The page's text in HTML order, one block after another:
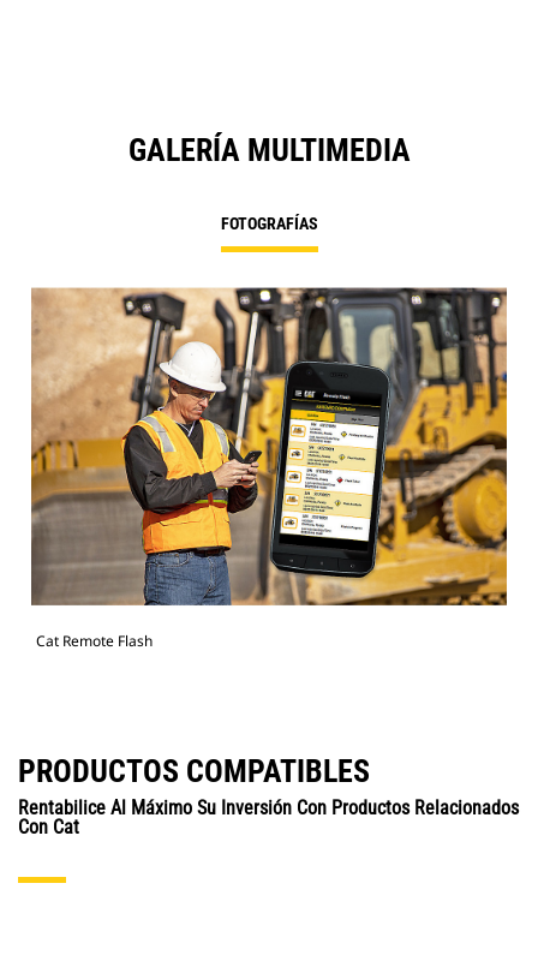
GALERÍA MULTIMEDIA
FOTOGRAFÍAS
Cat Remote Flash
PRODUCTOS COMPATIBLES
Rentabilice Al Máximo Su Inversión Con Productos Relacionados
Con Cat